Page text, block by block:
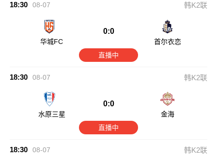
18:30 08-07 韩K2联
华城FC
0:0
首尔衣恋
直播中
18:30 08-07 韩K2联
水原三星
0:0
金海
直播中
18:30 08-07 韩K2联